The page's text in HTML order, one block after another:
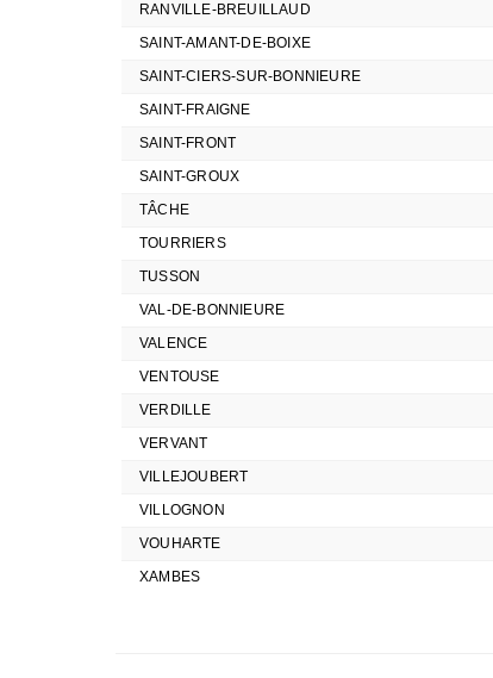
RANVILLE-BREUILLAUD
SAINT-AMANT-DE-BOIXE
SAINT-CIERS-SUR-BONNIEURE
SAINT-FRAIGNE
SAINT-FRONT
SAINT-GROUX
TÂCHE
TOURRIERS
TUSSON
VAL-DE-BONNIEURE
VALENCE
VENTOUSE
VERDILLE
VERVANT
VILLEJOUBERT
VILLOGNON
VOUHARTE
XAMBES